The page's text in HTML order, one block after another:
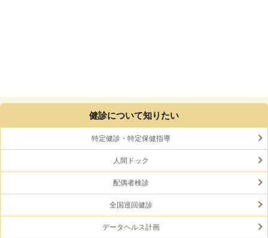
健診について知りたい
特定健診・特定保健指導
人間ドック
配偶者検診
全国巡回健診
データヘルス計画